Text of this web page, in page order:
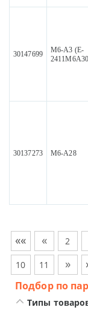
30147699
M6-A3 (E-
30137273 M6-A28
«« « 2
10 11 »
Подбор по
Типы